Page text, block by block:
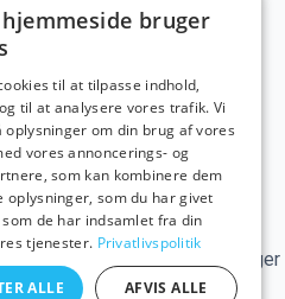
penge online
og tilbud fra
og
Nyttige links
Forbruger
Europa
EU-
forbrugerklager
hjemmeside bruger
til at tilpasse indhold,
til at analysere vores trafik. Vi
oplysninger om din brug af vores
vores annoncerings- og
som kan kombinere dem
oplysninger, som du har givet
de har indsamlet fra din
tjenester. Privatlivspolitik
ALLE AFVIS ALLE